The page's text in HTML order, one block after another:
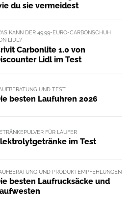
du sie vermeidest
KANN DER 49,99-EURO-CARBONSCHUH
LIDL?
Carbonlite 1.0 von
Lidl im Test
UND TEST
besten Laufuhren 2026
FÜR LÄUFER
im Test
UND PRODUKTEMPFEHLUNGEN
besten Laufrucksäcke und